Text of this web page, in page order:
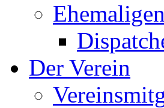
Der Verein